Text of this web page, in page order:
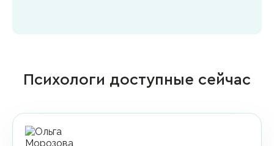
Психологи доступные сейчас